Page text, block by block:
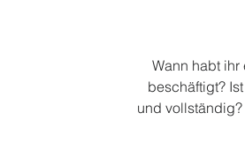
Wann habt ihr
beschäftigt?
und